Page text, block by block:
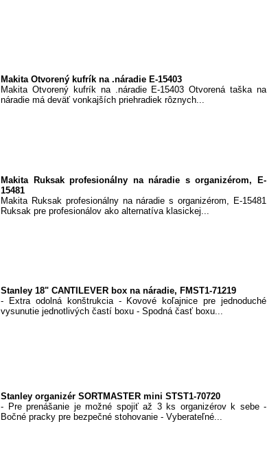
Makita Otvorený kufrík na .náradie E-15403
Makita Otvorený kufrík na .náradie E-15403 Otvorená taška na
náradie má deväť vonkajších priehradiek rôznych...
Makita Ruksak profesionálny na náradie s organizérom, E-
15481
Makita Ruksak profesionálny na náradie s organizérom, E-15481
Ruksak pre profesionálov ako alternatíva klasickej...
Stanley 18" CANTILEVER box na náradie, FMST1-71219
- Extra odolná konštrukcia - Kovové koľajnice pre jednoduché
vysunutie jednotlivých častí boxu - Spodná časť boxu...
Stanley organizér SORTMASTER mini STST1-70720
- Pre prenášanie je možné spojiť až 3 ks organizérov k sebe -
Bočné pracky pre bezpečné stohovanie - Vyberateľné...